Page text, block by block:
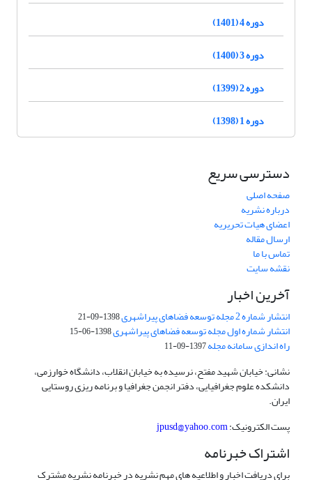
دوره 4 (1401)
دوره 3 (1400)
دوره 2 (1399)
دوره 1 (1398)
دسترسی سریع
صفحه اصلی
درباره نشریه
اعضای هیات تحریریه
ارسال مقاله
تماس با ما
نقشه سایت
آخرین اخبار
انتشار شماره 2 مجله توسعه فضاهای پیراشهری 1398-09-21
انتشار شماره اول مجله توسعه فضاهای پیراشهری1398-06-15
راه اندازی سامانه مجله1397-09-11
نشانی: خیابان شهید مفتح، نرسیده به خیابان انقلاب، دانشگاه خوارزمی،
دانشکده علوم جغرافیایی، دفتر انجمن جغرافیا و برنامه ریزی روستایی
ایران.
پست الکترونیک:jpusd@yahoo.com
اشتراک خبرنامه
برای دریافت اخبار و اطلاعیه های مهم نشریه در خبرنامه نشریه مشترک